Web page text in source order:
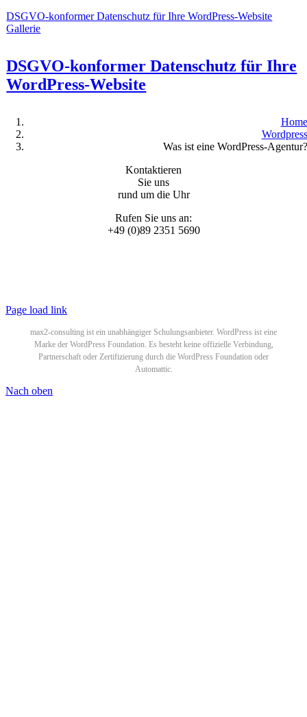
DSGVO-konformer Datenschutz für Ihre WordPress-Website
Gallerie
DSGVO-konformer Datenschutz für Ihre
WordPress-Website
Home
Wordpress
Was ist eine WordPress-Agentur?
Kontaktieren
Sie uns
rund um die Uhr
Rufen Sie uns an:
+49 (0)89 2351 5690
Page load link
max2-consulting ist ein unabhängiger Schulungsanbieter. WordPress ist eine
Marke der WordPress Foundation. Es besteht keine offizielle Verbindung,
Partnerschaft oder Zertifizierung durch die WordPress Foundation oder
Automattic.
Nach oben